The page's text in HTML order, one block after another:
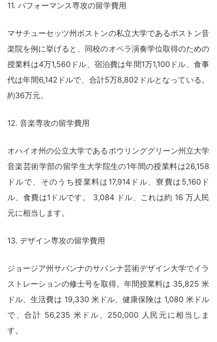
11. パフォーマンス専攻の留学費用
マサチューセッツ州ボストンの私立大学であるボストン音
楽院を例に挙げると、同校のオペラ演奏学位取得のための
授業料は4万1,560ドル、宿泊費は年間1万1,100ドル、食事
代は年間6,142ドルで、合計5万8,802ドルとなっている。
約36万元。
12. 音楽専攻の留学費用
オハイオ州の公立大学であるボウリンググリーン州立大学
音楽芸術学部の留学生大学院生の1年間の授業料は26,158
ドルで、そのうち授業料は17,914ドル、寮費は5,160ド
ル、食費は1ドルです。 3,084 ドル、これは約 16 万人民
元に相当します。
13. デザイン専攻の留学費用
ジョージア州サバンナのサバンナ芸術デザイン大学でイラ
ストレーションの修士号を取得。年間授業料は 35,825 米
ドル、生活費は 19,330 米ドル、健康保険は 1,080 米ドル
で、合計 56,235 米ドル、250,000 人民元に相当しま
す。